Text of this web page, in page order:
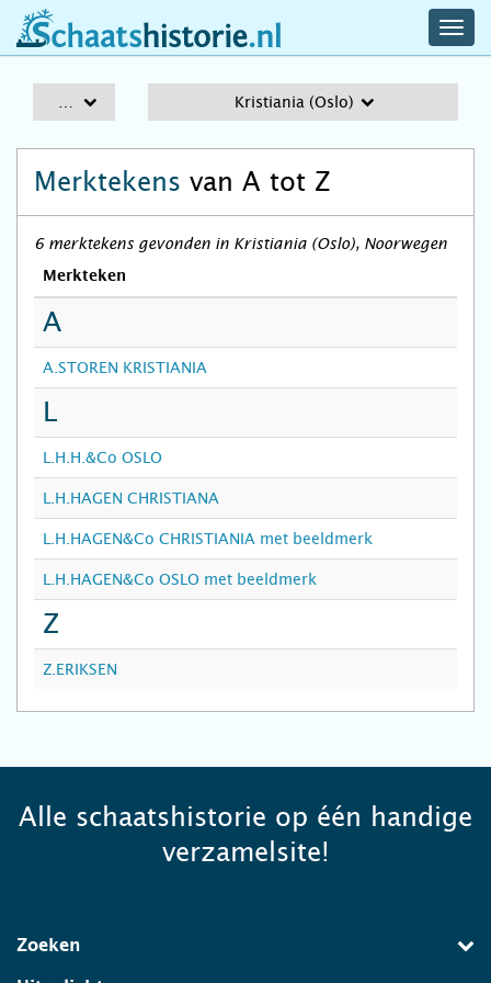
schaatshistorie.nl
Kristiania (Oslo)
Merktekens van A tot Z
6 merktekens gevonden in Kristiania (Oslo), Noorwegen
Merkteken
A
A.STOREN KRISTIANIA
L
L.H.H.&Co OSLO
L.H.HAGEN CHRISTIANA
L.H.HAGEN&Co CHRISTIANIA met beeldmerk
L.H.HAGEN&Co OSLO met beeldmerk
Z
Z.ERIKSEN
Alle schaatshistorie op één handige
verzamelsite!
Zoeken